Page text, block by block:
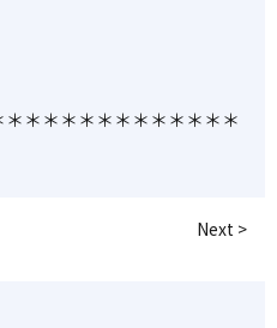
＊＊＊＊＊＊＊＊＊＊＊＊
Next >